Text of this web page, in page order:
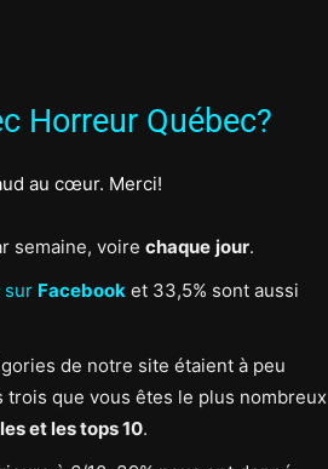
Horreur Québec?
au cœur. Merci!
semaine, voire chaque jour.
sur Facebook et 33,5% sont aussi
de notre site étaient à peu
que vous êtes le plus nombreux
et les tops 10.